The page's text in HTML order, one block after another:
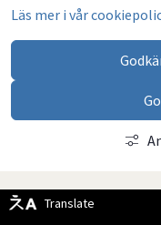
Läs mer i vår
Translate